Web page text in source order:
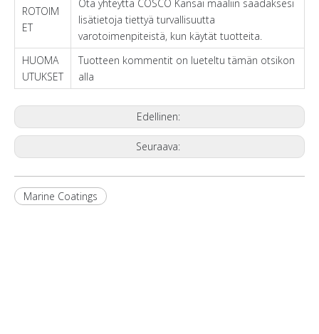
ROTOIM
ET
Ota yhteyttä COSCO Kansai maaliin saadaksesi
lisätietoja tiettyä turvallisuutta
varotoimenpiteistä, kun käytät tuotteita.
HUOMA
UTUKSET
Tuotteen kommentit on lueteltu tämän otsikon
alla
Edellinen:
Seuraava:
Marine Coatings